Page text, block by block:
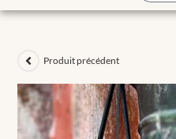
Produit précédent